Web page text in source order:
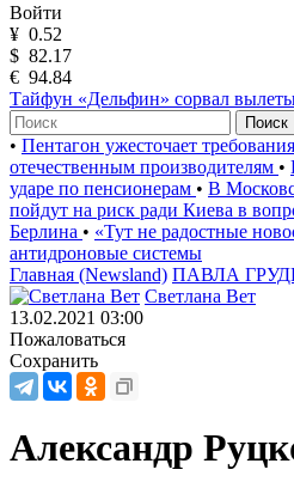
Войти
¥ 0.52
$ 82.17
€ 94.84
Тайфун «Дельфин» сорвал
Поиск
• Пентагон ужесточает
отечественным производителям •
ударе по пенсионерам • В
пойдут на риск ради Киева в
Берлина • «Тут не радостные
антидроновые системы
Главная (Newsland) ПАВЛА
Светлана Вет
13.02.2021 03:00
Пожаловаться
Сохранить
Александр